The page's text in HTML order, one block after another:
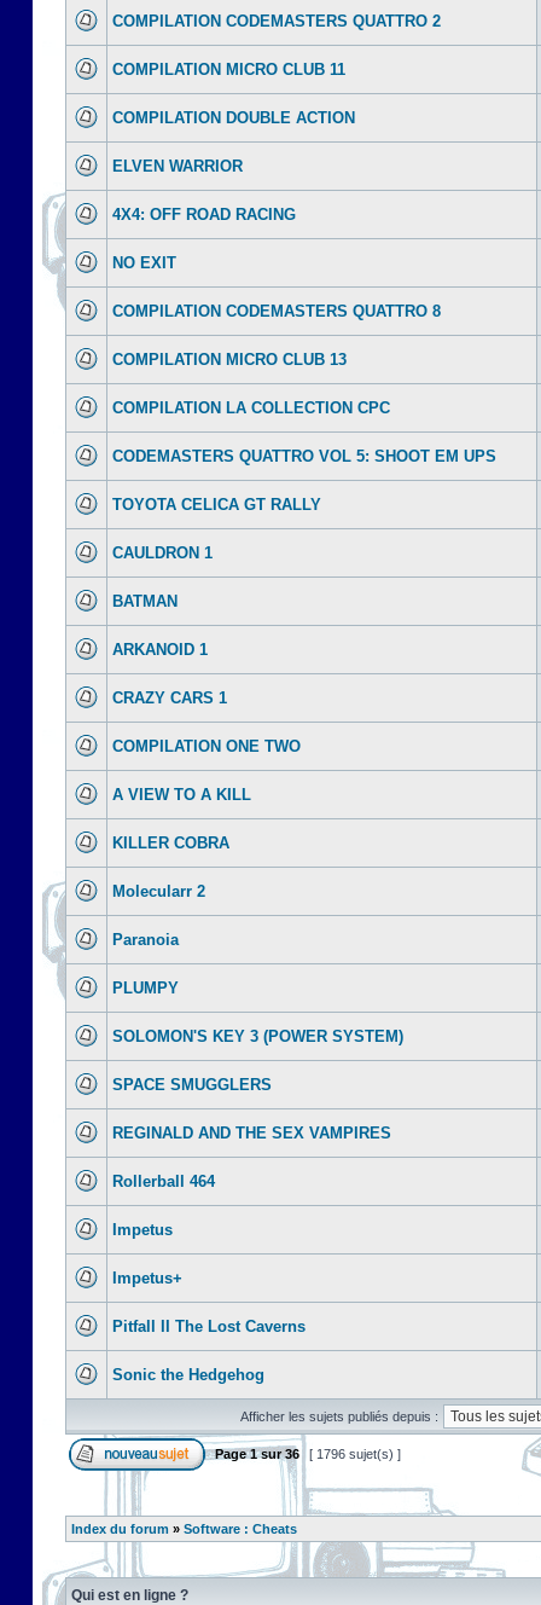
COMPILATION CODEMASTERS QUATTRO 2
COMPILATION MICRO CLUB 11
COMPILATION DOUBLE ACTION
ELVEN WARRIOR
4X4: OFF ROAD RACING
NO EXIT
COMPILATION CODEMASTERS QUATTRO 8
COMPILATION MICRO CLUB 13
COMPILATION LA COLLECTION CPC
CODEMASTERS QUATTRO VOL 5: SHOOT EM UPS
TOYOTA CELICA GT RALLY
CAULDRON 1
BATMAN
ARKANOID 1
CRAZY CARS 1
COMPILATION ONE TWO
A VIEW TO A KILL
KILLER COBRA
Molecularr 2
Paranoia
PLUMPY
SOLOMON'S KEY 3 (POWER SYSTEM)
SPACE SMUGGLERS
REGINALD AND THE SEX VAMPIRES
Rollerball 464
Impetus
Impetus+
Pitfall II The Lost Caverns
Sonic the Hedgehog
Afficher les sujets publiés depuis :
Page1sur36 [ 1796 sujet(s) ]
Index du forum » Software : Cheats
Qui est en ligne ?